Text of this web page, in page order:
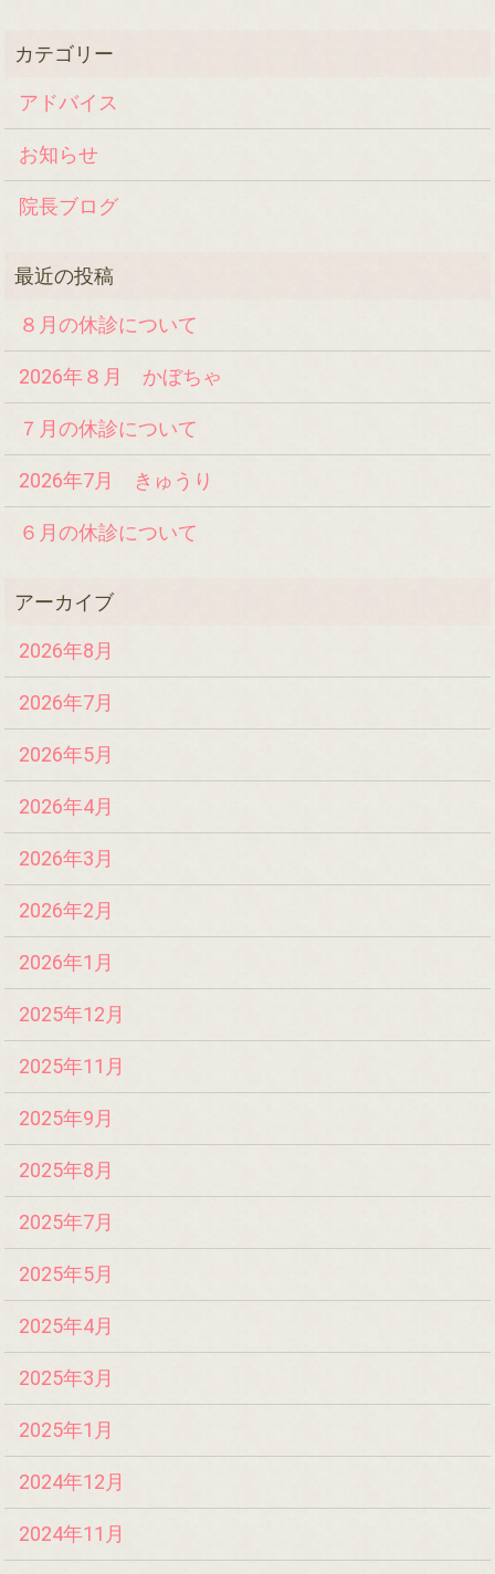
アドバイス
お知らせ
院長ブログ
８月の休診について
2026年８月 かぼちゃ
７月の休診について
2026年7月 きゅうり
６月の休診について
2026年8月
2026年7月
2026年5月
2026年4月
2026年3月
2026年2月
2026年1月
2025年12月
2025年11月
2025年9月
2025年8月
2025年7月
2025年5月
2025年4月
2025年3月
2025年1月
2024年12月
2024年11月